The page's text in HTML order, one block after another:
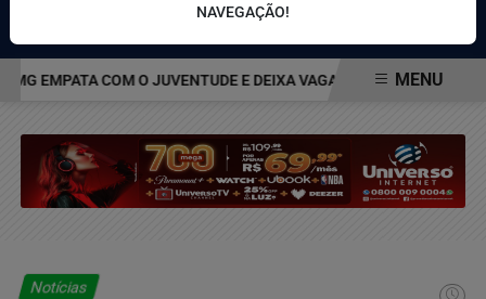
EMPATA COM O JUVENTUDE E DEIXA VAGA NAS QUARTAS DA
MENU
Notícias
NAVEGAÇÃO!